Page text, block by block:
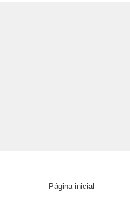
Página inicial